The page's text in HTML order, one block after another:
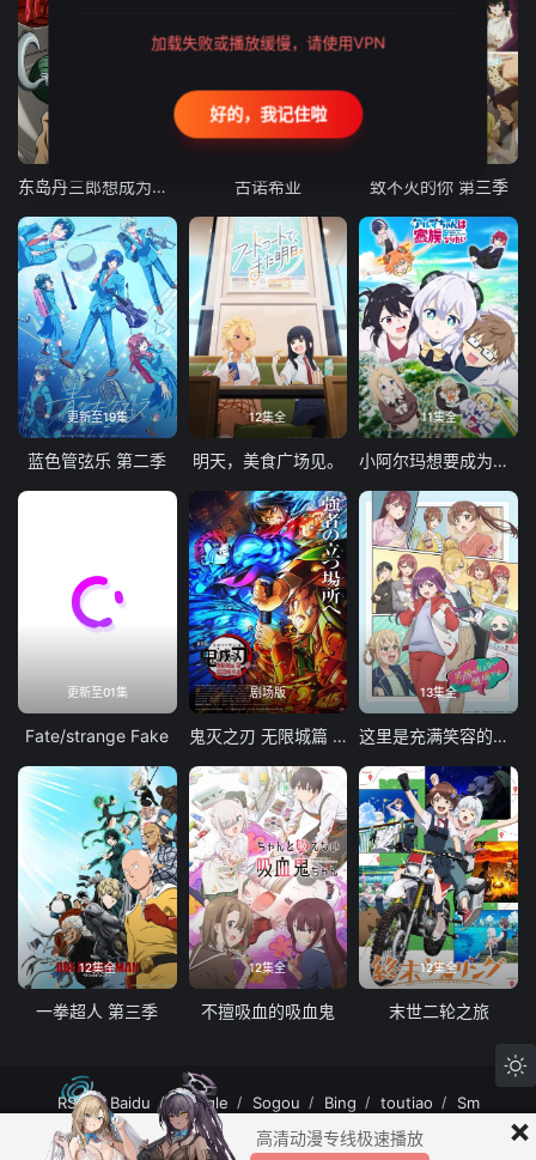
东岛丹三郎想成为假面骑士
更新至21集
古诺希亚 致不灭的你 第三季
更新至19集
蓝色管弦乐 第二季
12集全
明天，美食广场见。
11集全
小阿尔玛想要成为家人
更新至01集
Fate/strange Fake
剧场版
鬼灭之刃 无限城篇 第一章 猗窝座再袭
13集全
这里是充满笑容的职场。
12集全
一拳超人 第三季
12集全
不擅吸血的吸血鬼
12集全
末世二轮之旅
RSS Baidu Google Sogou Bing toutiao Sm
MuteFun动漫网站-无声乐趣-(゜-゜)つロ 干杯~MuteFun动漫网站所有内容均来
自互联网分享站点所提供的公开引用资源，未提供资源上传、存储服务。
×
高清动漫专线极速播放
加载失败或播放缓慢，请使用VPN
好的，我记住啦